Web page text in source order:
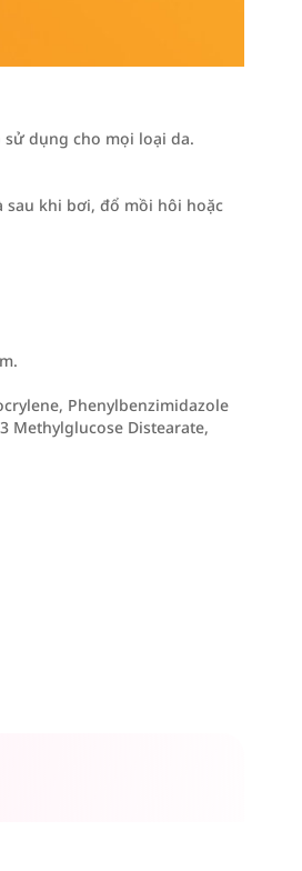
sử dụng cho mọi loại da.
sau khi bơi, đổ mồi hôi hoặc
Phenylbenzimidazole
Methylglucose Distearate,